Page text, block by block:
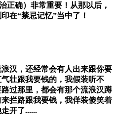
正确） 非常重要！从那以后，
在“禁忌记忆”当中了！
汉，还经常会有人出来跟你要
壮跟我要钱的，我假装听不
过那里，都会有那个流浪汉蹲
拦路跟我要钱，我佯装傻笑着
开了......